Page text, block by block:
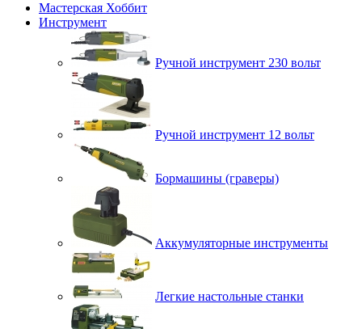
Мастерская Хоббит
Инструмент
Ручной инструмент 230 вольт
Ручной инструмент 12 вольт
Бормашины (граверы)
Аккумуляторные инструменты
Легкие настольные станки